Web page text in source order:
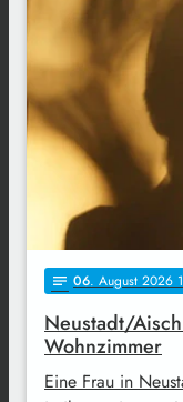
notes 06. August 2026
Neustadt/
Wohnzimmer
Eine Frau in